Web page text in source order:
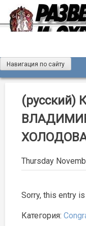
content
Журнал «Разведка и
Мы рады вас
и охрана недр»
Навигация по сайту
(русский)
Thursday
Sorry, this entry
Категория: